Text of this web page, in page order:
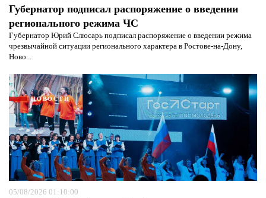
Губернатор подписал распоряжение о введении
регионального режима ЧС
Губернатор Юрий Слюсарь подписал распоряжение о введении режима
чрезвычайной ситуации регионального характера в Ростове-на-Дону,
Ново...
НОВОСТИ
05/08/2026 01:10:00
Я согласен с
политикой конфиденциальности и
защиты информации*
Я согласен сполитикой конфиденциальности и
защиты информации*